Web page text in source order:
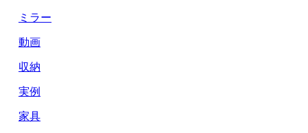
ミラー
動画
収納
実例
家具